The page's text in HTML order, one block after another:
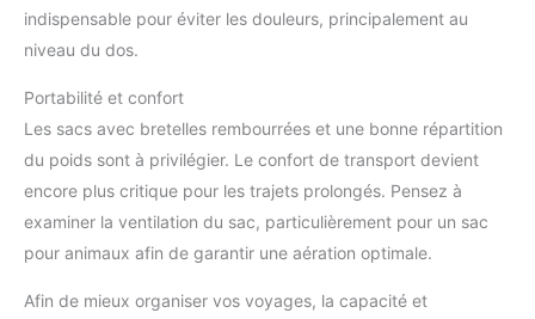
indispensable pour éviter les douleurs, principalement au
niveau du dos.
Portabilité et confort
Les sacs avec bretelles rembourrées et une bonne répartition
du poids sont à privilégier. Le confort de transport devient
encore plus critique pour les trajets prolongés. Pensez à
examiner la ventilation du sac, particulièrement pour un sac
pour animaux afin de garantir une aération optimale.
Afin de mieux organiser vos voyages, la capacité et